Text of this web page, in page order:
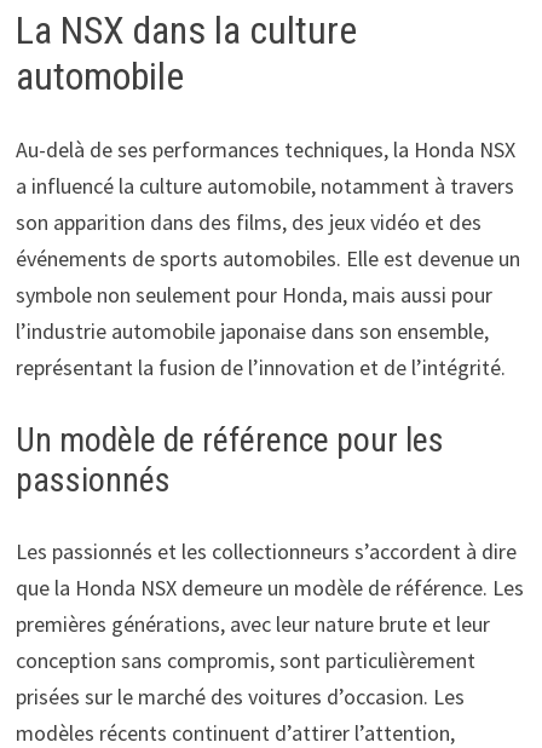
La NSX dans la culture
automobile
Au-delà de ses performances techniques, la Honda NSX
a influencé la culture automobile, notamment à travers
son apparition dans des films, des jeux vidéo et des
événements de sports automobiles. Elle est devenue un
symbole non seulement pour Honda, mais aussi pour
l’industrie automobile japonaise dans son ensemble,
représentant la fusion de l’innovation et de l’intégrité.
Un modèle de référence pour les
passionnés
Les passionnés et les collectionneurs s’accordent à dire
que la Honda NSX demeure un modèle de référence. Les
premières générations, avec leur nature brute et leur
conception sans compromis, sont particulièrement
prisées sur le marché des voitures d’occasion. Les
modèles récents continuent d’attirer l’attention,